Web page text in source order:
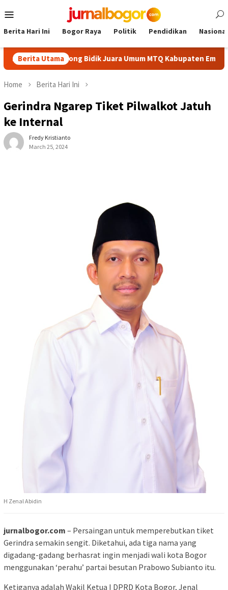
to
Menu
Berita Hari Ini Bogor Raya Politik Pendidikan Nasional
Berita Utama
Cibinong Bidik Juara Umum MTQ Kabupaten Empat Kali
Home Berita Hari Ini
Gerindra Ngarep Tiket Pilwalkot Jatuh
ke Internal
Fredy Kristianto
March 25, 2024
H Zenal Abidin
jurnalbogor.com – Persaingan untuk memperebutkan tiket
Gerindra semakin sengit. Diketahui, ada tiga nama yang
digadang-gadang berhasrat ingin menjadi wali kota Bogor
menggunakan ‘perahu’ partai besutan Prabowo Subianto itu.
Ketiganya adalah Wakil Ketua I DPRD Kota Bogor, Jenal